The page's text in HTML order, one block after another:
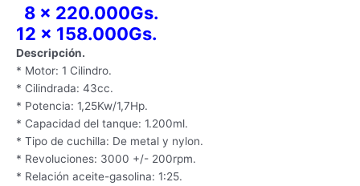
8 x 220.000Gs.
12 x 158.000Gs.
​Descripción.
* Motor: 1 Cilindro.
* Cilindrada: 43cc.
* Potencia: 1,25Kw/1,7Hp.
* Capacidad del tanque: 1.200ml.
* Tipo de cuchilla: De metal y nylon.
* Revoluciones: 3000 +/- 200rpm.
* Relación aceite-gasolina: 1:25.